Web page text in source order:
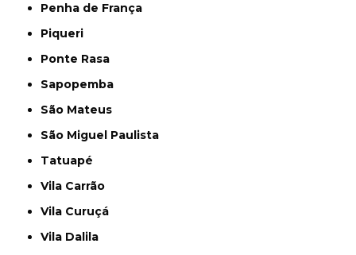
Penha de França
Piqueri
Ponte Rasa
Sapopemba
São Mateus
São Miguel Paulista
Tatuapé
Vila Carrão
Vila Curuçá
Vila Dalila